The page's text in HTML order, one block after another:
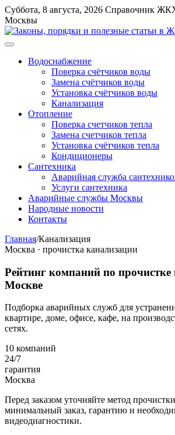
Перейти
к
содержимому
Суббота, 8 августа, 2026 Справочник
Москвы
Меню
Водоснабжение
Поверка счётчиков воды
Замена счётчиков воды
Установка счётчиков воды
Канализация
Отопление
Поверка счетчиков тепла
Замена счетчиков тепла
Установка счётчиков тепла
Кондиционеры
Сантехника
Аварийная служба
Услуги сантехника
Аварийные службы Москвы
Народные новости
Контакты
Главная/Канализация
Москва · прочистка канализации
Рейтинг компаний по прочистке
Москве
Подборка аварийных служб для
квартире, доме, офисе, кафе, на
сетях.
10 компаний
24/7
гарантия
Москва
Перед заказом уточняйте метод
минимальный заказ, гарантию и
видеодиагностики.